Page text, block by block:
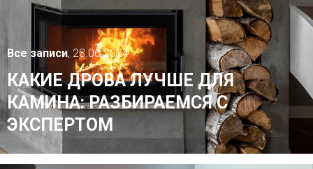
Все записи, 23.06.2024
КАКИЕ ДРОВА ЛУЧШЕ ДЛЯ
КАМИНА: РАЗБИРАЕМСЯ С
ЭКСПЕРТОМ